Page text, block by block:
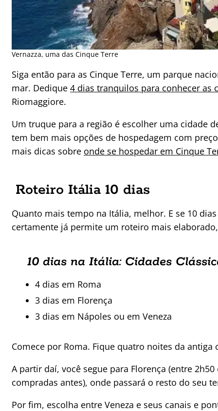
Vernazza, uma das Cinque Terre
Siga então para as Cinque Terre, um parque
mar. Dedique 4 dias tranquilos para conhecer as
Riomaggiore.
Um truque para a região é escolher uma cidade
tem bem mais opções de hospedagem com
mais dicas sobre onde se hospedar em Cinque
Roteiro Itália 10 dias
Quanto mais tempo na Itália, melhor. E se 10
certamente já permite um roteiro mais
10 dias na Itália: Cidades
4 dias em Roma
3 dias em Florença
3 dias em Nápoles ou em Veneza
Comece por Roma. Fique quatro noites da
A partir daí, você segue para Florença (entre
compradas antes), onde passará o resto do seu
Por fim, escolha entre Veneza e seus canais e